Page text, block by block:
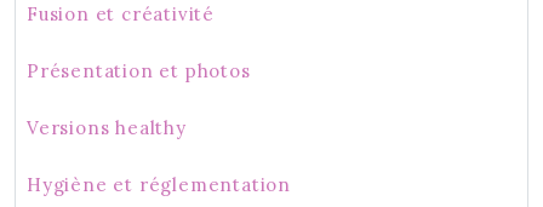
Fusion et créativité
Présentation et photos
Versions healthy
Hygiène et réglementation